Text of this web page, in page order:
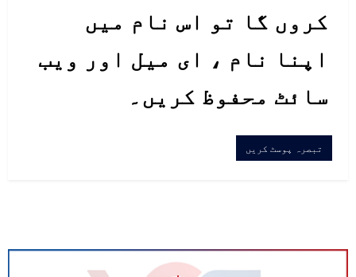
کروں گا تو اس نام میں
اپنا نام ، ای میل اور ویب
سائٹ محفوظ کریں۔